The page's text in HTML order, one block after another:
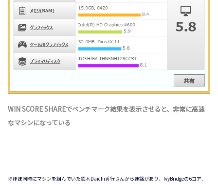
WIN SCORE SHAREでベンチマーク結果を表示させると、非常に高速
なマシンになっている
※ほぼ同時にマシンを組んでいた鈴木Daichi秀行さんから連絡があり、IvyBridgeの6コア、